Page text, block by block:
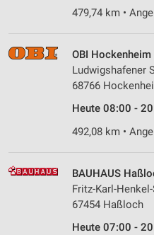
479,74 km •
OBI Hockenheim
Ludwigshafener
68766
Heute 08:00 -
492,08 km •
BAUHAUS
Fritz-Karl-
67454 Haßloch
Heute 07:00 -
Verwendung von Profilen zur
personalisierter Werbung
Erstellung von Profilen zur
Messung der Werbeleistung
Messung der Performance